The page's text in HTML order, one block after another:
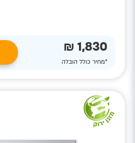
1,830 ₪
*מחיר כולל הובלה